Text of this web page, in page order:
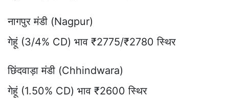
नागपुर मंडी (Nagpur)
गेहूं (3/4% CD) भाव ₹2775/₹2780 स्थिर
छिंदवाड़ा मंडी (Chhindwara)
गेहूं (1.50% CD) भाव ₹2600 स्थिर